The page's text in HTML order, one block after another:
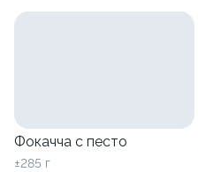
Фокачча с песто
±285 г